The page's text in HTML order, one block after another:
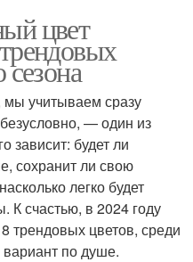
цвет
сезона
учитываем сразу
— один из
зависит: будет ли
сохранит ли свою
легко будет
К счастью, в 2024 году
трендовых цветов, среди
по душе.